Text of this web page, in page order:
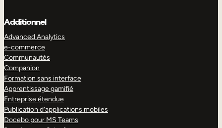
Additionnel
Advanced Analytics
e-commerce
Communautés
Companion
Formation sans interface
Apprentissage gamifié
Entreprise étendue
Publication d’applications mobiles
Docebo pour MS Teams